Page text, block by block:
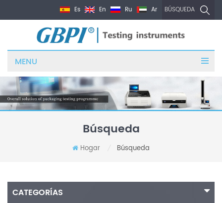
BÚSQUEDA
Es En Ru Ar
MENU
Búsqueda
Hogar Búsqueda
CATEGORÍAS